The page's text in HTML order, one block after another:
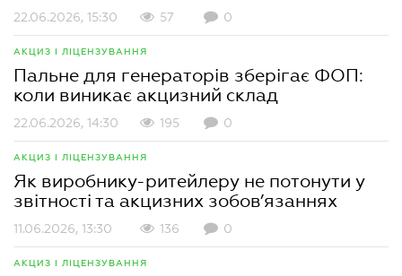
22.06.2026, 15:30 57 0
АКЦИЗ І ЛІЦЕНЗУВАННЯ
Пальне для генераторів зберігає ФОП:
коли виникає акцизний склад
22.06.2026, 14:30 195 0
АКЦИЗ І ЛІЦЕНЗУВАННЯ
Як виробнику-ритейлеру не потонути у
звітності та акцизних зобов’язаннях
11.06.2026, 13:30 136 0
АКЦИЗ І ЛІЦЕНЗУВАННЯ